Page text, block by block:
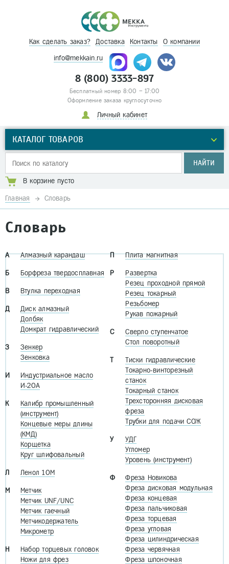
Как сделать заказ? Доставка Контакты О компании
info@mekkain.ru
8 (800) 3333-897
Бесплатный номер 8:00 – 17:00
Оформление заказа круглосуточно
Личный кабинет
КАТАЛОГ ТОВАРОВ
НАЙТИ
В корзине пусто
Главная Словарь
Словарь
А Алмазный карандаш
Б Борфреза твердосплавная
В Втулка переходная
Д
Диск алмазный
Долбяк
Домкрат гидравлический
З
Зенкер
Зенковка
И
Индустриальное масло
И-20А
К
Калибр промышленный
(инструмент)
Концевые меры длины
(КМД)
Корщетка
Круг шлифовальный
Л Ленол 10М
М
Метчик
Метчик UNF/UNC
Метчик гаечный
Метчикодержатель
Микрометр
Н
Набор торцевых головок
Ножи для фрез
П Плита магнитная
Р
Развертка
Резец проходной прямой
Резец токарный
Резьбомер
Рукав пожарный
С
Сверло ступенчатое
Стол поворотный
Т
Тиски гидравлические
Токарно-винторезный
станок
Токарный станок
Трехсторонняя дисковая
фреза
Трубки для подачи СОЖ
У
УДГ
Угломер
Уровень (инструмент)
Ф
Фреза Новикова
Фреза дисковая модульная
Фреза концевая
Фреза пальчиковая
Фреза торцевая
Фреза угловая
Фреза цилиндрическая
Фреза червячная
Фреза шпоночная